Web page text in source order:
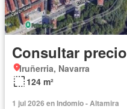
Consultar precio
Iruñerria, Navarra
124 m²
1 jul 2026 en Indomio - Altamira